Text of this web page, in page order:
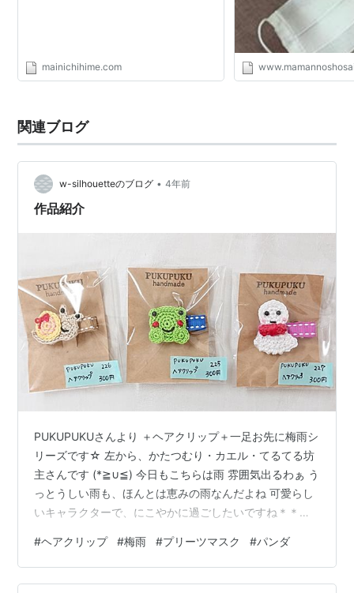
mainichihime.com
関連ブログ
w-silhouetteのブログ • 4年前
作品紹介
PUKUPUKUさんより ＋ヘアクリップ＋一足お先に梅雨シ
リーズです☆ 左から、かたつむり・カエル・てるてる坊
主さんです (*≧∪≦) 今日もこちらは雨 雰囲気出るわぁ う
っとうしい雨も、ほんとは恵みの雨なんだよね 可愛らし
いキャラクターで、にこやかに過ごしたいですね＊＊＊
＋プリーツマスク＋小サイズです。 左上から、スイー
ツ・いちご・パンダさんです。 愛らしい(｡＾ω＾｡)ﾉ♡私
も娘ちゃんがいたら、もっと作り甲斐があっただろうな
#ヘアクリップ #梅雨 #プリーツマスク #パンダ